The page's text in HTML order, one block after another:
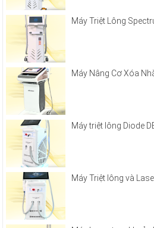
Máy Triệt Lông
Máy Nâng Cơ Xóa
Máy triệt lông Diode
Máy Triệt lông và